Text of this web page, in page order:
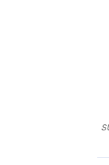
Rowwad